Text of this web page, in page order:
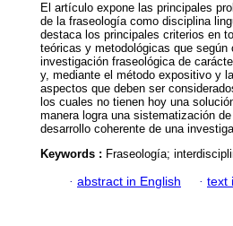
El artículo expone las principales
de la fraseología como disciplina
destaca los principales criterios en
teóricas y metodológicas que
investigación fraseológica de
y, mediante el método expositivo y
aspectos que deben ser
los cuales no tienen hoy una
manera logra una sistematización
desarrollo coherente de una
Keywords : Fraseología;
· abstract in English · text